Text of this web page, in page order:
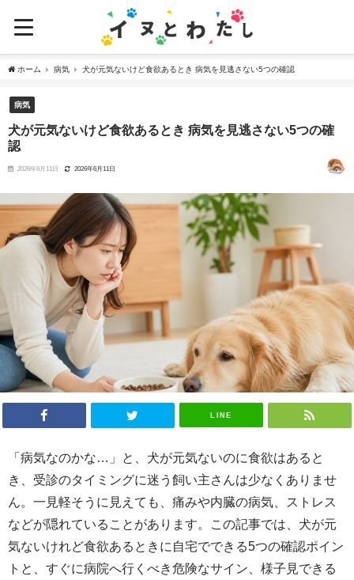
ホーム 病気 犬が元気ないけど食欲あるとき 病気を見逃さない5つの確認
病気
犬が元気ないけど食欲あるとき 病気を見逃さない5つの確
認
2026年6月11日 2026年6月11日
LINE
「病気なのかな…」と、犬が元気ないのに食欲はあると
き、受診のタイミングに迷う飼い主さんは少なくありませ
ん。一見軽そうに見えても、痛みや内臓の病気、ストレス
などが隠れていることがあります。この記事では、犬が元
気ないけれど食欲あるときに自宅でできる5つの確認ポイン
トと、すぐに病院へ行くべき危険なサイン、様子見できる